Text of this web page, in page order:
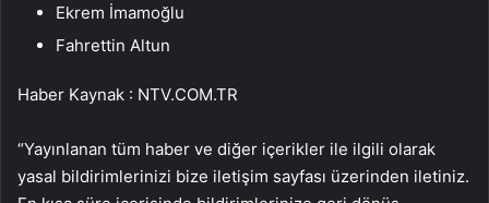
Ekrem İmamoğlu
Fahrettin Altun
Haber Kaynak : NTV.COM.TR
“Yayınlanan tüm haber ve diğer içerikler ile ilgili olarak
yasal bildirimlerinizi bize iletişim sayfası üzerinden iletiniz.